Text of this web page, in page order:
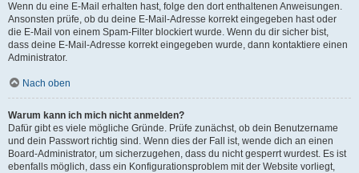
Wenn du eine E-Mail erhalten hast, folge den dort enthaltenen Anweisungen.
Ansonsten prüfe, ob du deine E-Mail-Adresse korrekt eingegeben hast oder
die E-Mail von einem Spam-Filter blockiert wurde. Wenn du dir sicher bist,
dass deine E-Mail-Adresse korrekt eingegeben wurde, dann kontaktiere einen
Administrator.
Nach oben
Warum kann ich mich nicht anmelden?
Dafür gibt es viele mögliche Gründe. Prüfe zunächst, ob dein Benutzername
und dein Passwort richtig sind. Wenn dies der Fall ist, wende dich an einen
Board-Administrator, um sicherzugehen, dass du nicht gesperrt wurdest. Es ist
ebenfalls möglich, dass ein Konfigurationsproblem mit der Website vorliegt,